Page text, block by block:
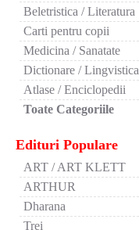
Beletristica / Literatura
Carti pentru copii
Medicina / Sanatate
Dictionare / Lingvistica
Atlase / Enciclopedii
Toate Categoriile
Edituri Populare
ART / ART KLETT
ARTHUR
Dharana
Trei